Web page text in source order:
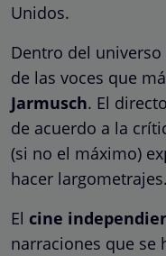
Unidos.
Dentro del universo
de las voces que
Jarmusch. El
de acuerdo a la
(si no el máximo)
hacer largometrajes.
El cine
narraciones que se